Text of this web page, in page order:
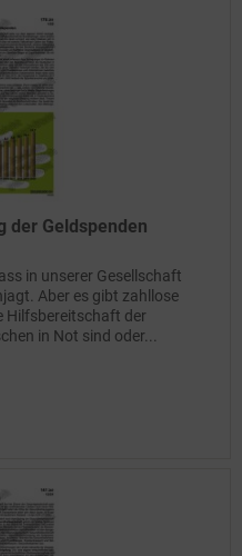
der Geldspenden
in unserer Gesellschaft
Aber es gibt zahllose
Hilfsbereitschaft der
in Not sind oder...